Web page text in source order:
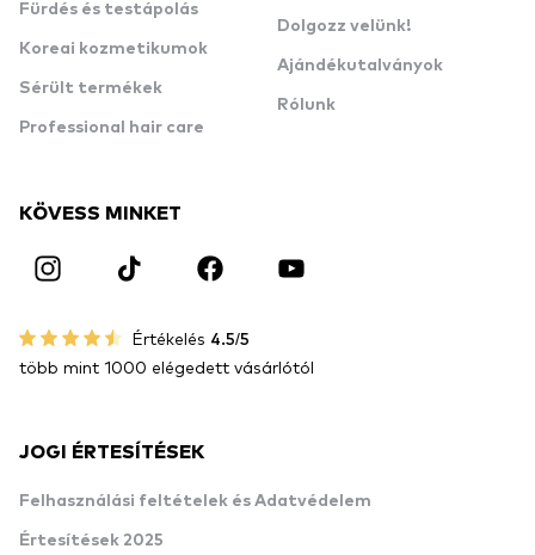
Fürdés és testápolás
Koreai kozmetikumok
Sérült termékek
Professional hair care
Dolgozz velünk!
Ajándékutalványok
Rólunk
KÖVESS MINKET
Értékelés 4.5/5
több mint 1000 elégedett vásárlótól
JOGI ÉRTESÍTÉSEK
Felhasználási feltételek és Adatvédelem
Értesítések 2025